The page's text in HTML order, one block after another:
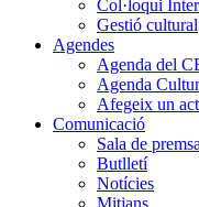
Col·loqui
Gestió cultural
Agendes
Agenda del
Agenda
Afegeix un
Comunicació
Sala de premsa
Butlletí
Notícies
Mitjans